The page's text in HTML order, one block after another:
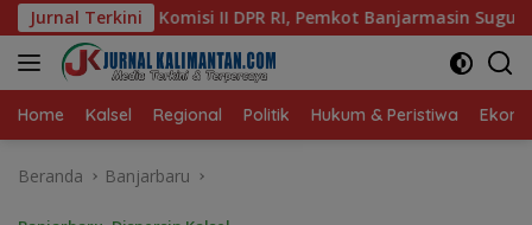
Langsung
ke
konten
Jurnal Terkini
Pemkot Banjarmasin Suguhkan Cita Rasa Khas Banjar
Home Kalsel Regional Politik Hukum & Peristiwa
Beranda Banjarbaru